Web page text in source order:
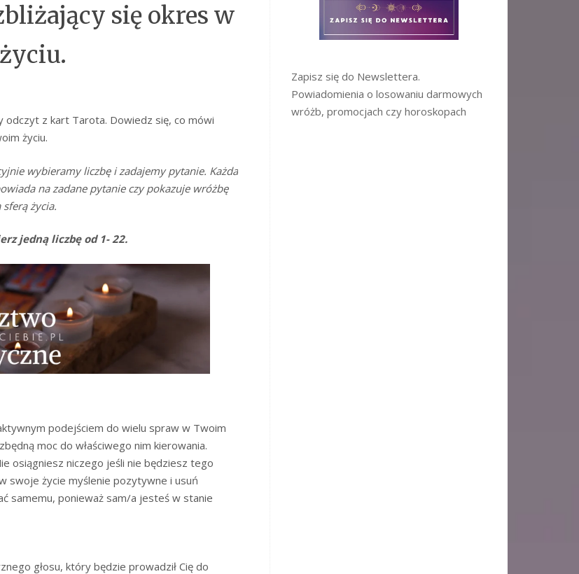
się okres w
z kart Tarota. Dowiedz się, co mówi
życiu.
wybieramy liczbę i zadajemy pytanie. Każda
na zadane pytanie czy pokazuje wróżbę
życia.
jedną liczbę od 1- 22.
podejściem do wielu spraw w Twoim
moc do właściwego nim kierowania.
osiągniesz niczego jeśli nie będziesz tego
swoje życie myślenie pozytywne i usuń
samemu, ponieważ sam/a jesteś w stanie
głosu, który będzie prowadził Cię do
Zapisz się do Newslettera.
Powiadomienia o losowaniu darmowych
wróżb, promocjach czy horoskopach